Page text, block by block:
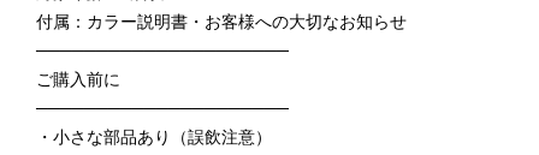
付属：カラー説明書・お客様への大切なお知らせ
─────────────────────
ご購入前に
─────────────────────
・小さな部品あり（誤飲注意）